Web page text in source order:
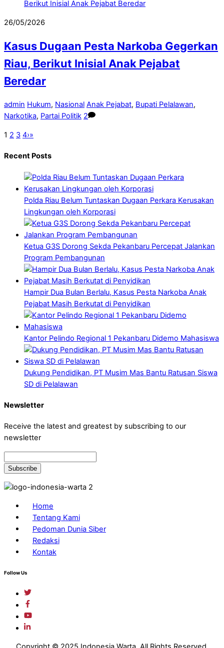
26/05/2026
Kasus Dugaan Pesta Narkoba Gegerkan
Riau, Berikut Inisial Anak Pejabat
Beredar
admin Hukum, Nasional Anak Pejabat, Bupati Pelalawan,
Narkotika, Partai Politik 2
1 2 3 4›»
Recent Posts
Polda Riau Belum Tuntaskan Dugaan Perkara Kerusakan
Lingkungan oleh Korporasi
Ketua G3S Dorong Sekda Pekanbaru Percepat Jalankan
Program Pembangunan
Hampir Dua Bulan Berlalu, Kasus Pesta Narkoba Anak
Pejabat Masih Berkutat di Penyidikan
Kantor Pelindo Regional 1 Pekanbaru Didemo Mahasiswa
Dukung Pendidikan, PT Musim Mas Bantu Ratusan Siswa
SD di Pelalawan
Newsletter
Receive the latest and greatest by subscribing to our
newsletter
Home
Tentang Kami
Pedoman Dunia Siber
Redaksi
Kontak
Follow Us